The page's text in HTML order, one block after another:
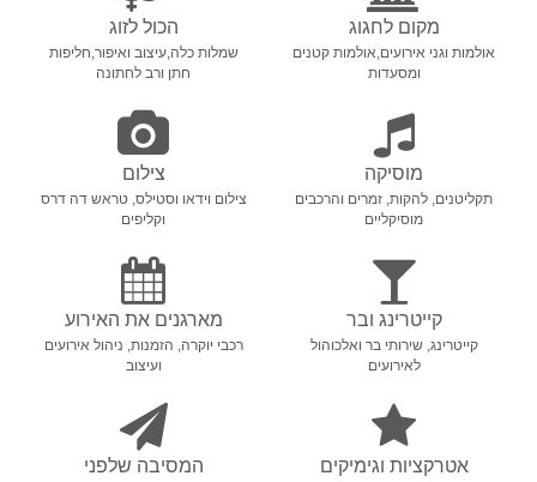
מקום לחגוג
אולמות וגני אירועים,אולמות קטנים
ומסעדות
הכול לזוג
שמלות כלה,עיצוב ואיפור,חליפות
חתן ורב לחתונה
מוסיקה
תקליטנים, להקות, זמרים והרכבים
מוסיקליים
צילום
צילום וידאו וסטילס, טראש דה דרס
וקליפים
קייטרינג ובר
קייטרינג, שירותי בר ואלכוהול
לאירועים
מארגנים את האירוע
רכבי יוקרה, הזמנות, ניהול אירועים
ועיצוב
אטרקציות וגימיקים המסיבה שלפני